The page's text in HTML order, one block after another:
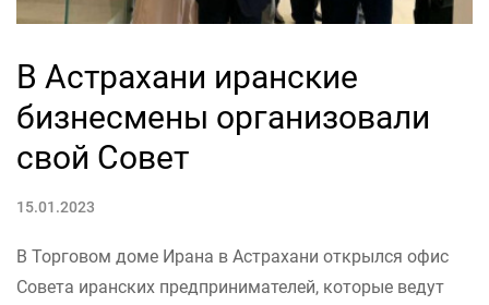
В Астрахани иранские
бизнесмены организовали
свой Совет
15.01.2023
В Торговом доме Ирана в Астрахани открылся офис
Совета иранских предпринимателей, которые ведут